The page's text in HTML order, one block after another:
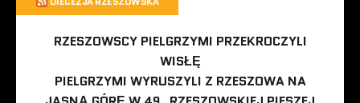
RZESZOWSCY PIELGRZYMI PRZEKROCZYLI
WISŁĘ
PIELGRZYMI WYRUSZYLI Z RZESZOWA NA